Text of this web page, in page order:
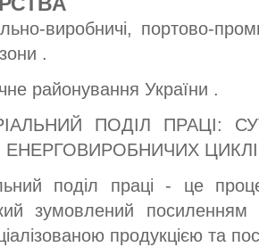
виробничі, портово-
.
районування України .
ПОДІЛ ПРАЦІ:
ЕНЕРГОВИРОБНИЧИХ
поділ праці - це
зумовлений посиленням
продукцією та